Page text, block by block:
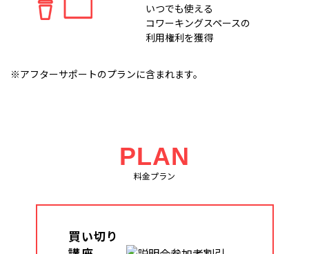
いつでも使える
コワーキングスペースの
利用権利を獲得
※アフターサポートのプランに含まれます。
PLAN
料金プラン
買い切り